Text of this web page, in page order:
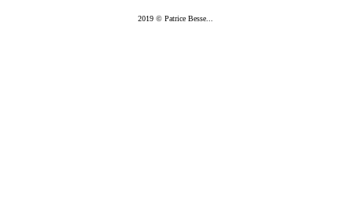
2019 © Patrice Besse...